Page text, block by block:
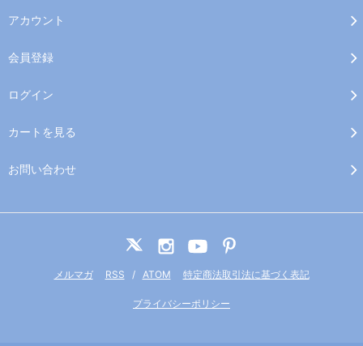
アカウント
会員登録
ログイン
カートを見る
お問い合わせ
メルマガ RSS / ATOM 特定商法取引法に基づく表記
プライバシーポリシー